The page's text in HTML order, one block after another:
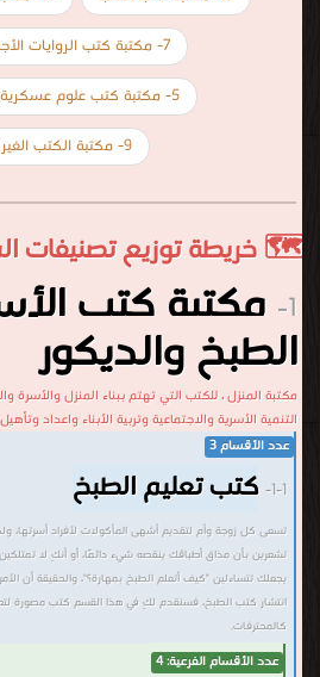
7- مكتبة كتب الروايات الأجنبية والعالمية
5- مكتبة كتب علوم عسكرية و قانون دولي
9- مكتبة الكتب الغير مصنّفة
🗺️ خريطة توزيع تصنيفات
1- مكتبة كتب
الطبخ والديكور
مكتبة المنزل ، للكتب التي تهتم ببناء المنزل والأسرة
التنمية الأسرية والاجتماعية وتربية الأبناء واعداد
عدد الأقسام 3
1-1- كتب تعليم الطبخ
تسعى كل زوجة وأم لتقديم أشهى المأكولات لأفراد أسرتها،
تشعرين بأن مذاق أطباقك ينقصه شيء دائمًا، أو أنكِ لا
يجعلك تتساءلين "كيف أتعلم الطبخ بمهارة؟"، والحقيقة أن
انتشار كتب الطبخ، فسنقدم لكِ في هذا القسم كتب مصورة
كالمحترفات.
عدد الأقسام الفرعية: 4